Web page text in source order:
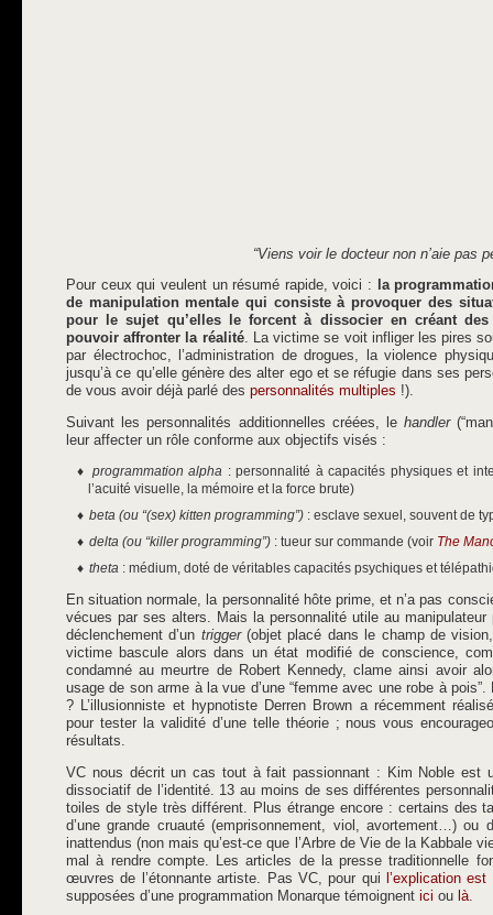
“Viens voir le docteur non n’aie pas
Pour ceux qui veulent un résumé rapide, voici :
la
de manipulation mentale qui consiste à provoquer des
pour le sujet qu’elles le forcent à dissocier en créant
pouvoir affronter la réalité. La victime se voit infliger les pires
par électrochoc, l’administration de drogues, la violence
jusqu’à ce qu’elle génère des alter ego et se réfugie dans ses
de vous avoir déjà parlé des personnalités multiples !).
Suivant les personnalités additionnelles créées, lehandler
leur affecter un rôle conforme aux objectifs visés :
programmation alpha : personnalité à capacités physiques et
l’acuité visuelle, la mémoire et la force brute)
beta (ou “(sex) kitten programming”) : esclave sexuel, souvent de
delta (ou “killer programming”) : tueur sur commande (voir The
theta : médium, doté de véritables capacités psychiques et
En situation normale, la personnalité hôte prime, et n’a pas
vécues par ses alters. Mais la personnalité utile au
déclenchement d’un trigger(objet placé dans le champ de
victime bascule alors dans un état modifié de conscience,
condamné au meurtre de Robert Kennedy, clame ainsi avoir
usage de son arme à la vue d’une “femme avec une robe à
? L’illusionniste et hypnotiste Derren Brown a récemment
pour tester la validité d’une telle théorie ; nous vous
résultats.
VC nous décrit un cas tout à fait passionnant : Kim Noble est
dissociatif de l’identité. 13 au moins de ses différentes
toiles de style très différent. Plus étrange encore : certains des
d’une grande cruauté (emprisonnement, viol, avortement…) ou
inattendus (non mais qu’est-ce que l’Arbre de Vie de la Kabbale
mal à rendre compte. Les articles de la presse traditionnelle
œuvres de l’étonnante artiste. Pas VC, pour qui
l’explication
supposées d’une programmation Monarque témoignent ici ou là